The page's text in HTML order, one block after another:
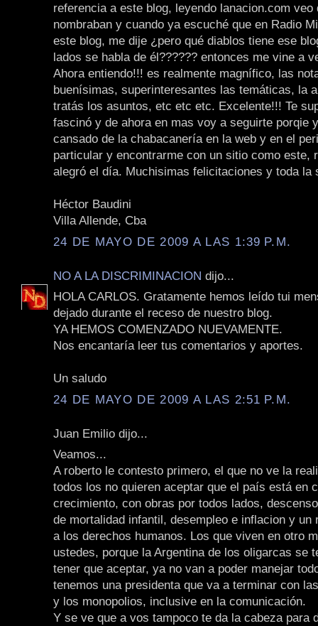
referencia a este blog, leyendo lanacion.com veo
nombraban y cuando ya escuché que en Radio
este blog, me dije ¿pero qué diablos tiene ese
lados se habla de él?????? entonces me vine a
Ahora entiendo!!! es realmente magnífico, las
buenísimas, superinteresantes las temáticas, la
tratás los asuntos, etc etc etc. Excelente!!! Te
fascinó y de ahora en mas voy a seguirte porqie
cansado de la chabacanería en la web y en el
particular y encontrarme con un sitio como este,
alegró el día. Muchisimas felicitaciones y toda la
Héctor Baudini
Villa Allende, Cba
24 DE MAYO DE 2009 A LAS 1:39 P.M.
NO A LA DISCRIMINACION dijo...
HOLA CARLOS. Gratamente hemos leído tui
dejado durante el receso de nuestro blog.
YA HEMOS COMENZADO NUEVAMENTE.
Nos encantaría leer tus comentarios y aportes.
Un saludo
24 DE MAYO DE 2009 A LAS 2:51 P.M.
Juan Emilio dijo...
Veamos...
A roberto le contesto primero, el que no ve la
todos los no quieren aceptar que el país está en
crecimiento, con obras por todos lados,
de mortalidad infantil, desempleo e inflacion y un
a los derechos humanos. Los que viven en otro
ustedes, porque la Argentina de los oligarcas se
tener que aceptar, ya no van a poder manejar
tenemos una presidenta que va a terminar con
y los monopolios, inclusive en la comunicación.
Y se ve que a vos tampoco te da la cabeza para